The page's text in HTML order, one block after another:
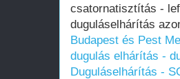
csatornatisztítás -
duguláselhárítás
Budapest és Pest
dugulás elhárítás -
Duguláselhárítás -